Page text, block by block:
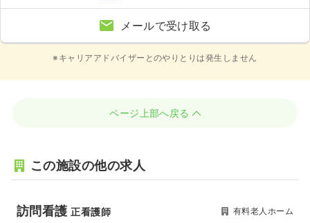
メールで受け取る
※キャリアアドバイザーとのやりとりは発生しません
ページ上部へ戻る
この施設の他の求人
訪問看護正看護師 有料老人ホーム